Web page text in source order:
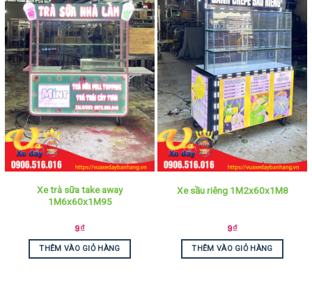
Xe trà sữa take away
1M6x60x1M95
9₫
THÊM VÀO GIỎ HÀNG
Xe sầu riêng 1M2x60x1M8
9₫
THÊM VÀO GIỎ HÀNG